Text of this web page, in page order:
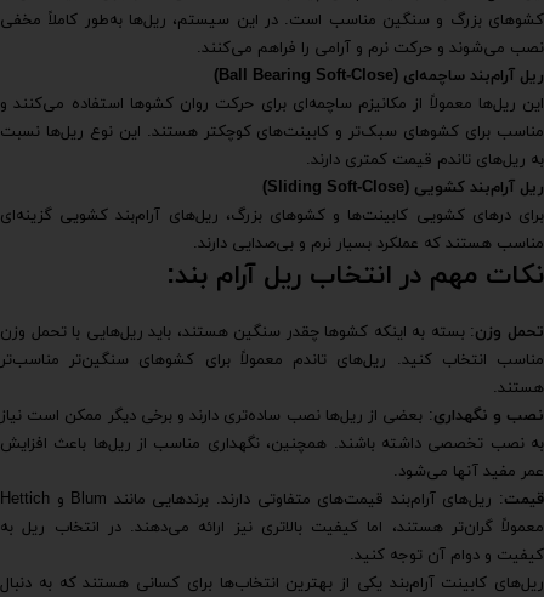
کشوهای بزرگ و سنگین مناسب است. در این سیستم، ریل‌ها به‌طور کاملاً مخفی
نصب می‌شوند و حرکت نرم و آرامی را فراهم می‌کنند.
ریل آرام‌بند ساچمه‌ای (Ball Bearing Soft-Close)
این ریل‌ها معمولاً از مکانیزم ساچمه‌ای برای حرکت روان کشوها استفاده می‌کنند و
مناسب برای کشوهای سبک‌تر و کابینت‌های کوچکتر هستند. این نوع ریل‌ها نسبت
به ریل‌های تاندم قیمت کمتری دارند.
ریل آرام‌بند کشویی (Sliding Soft-Close)
برای درهای کشویی کابینت‌ها و کشوهای بزرگ، ریل‌های آرام‌بند کشویی گزینه‌ای
مناسب هستند که عملکرد بسیار نرم و بی‌صدایی دارند.
نکات مهم در انتخاب ریل آرام بند:
تحمل وزن: بسته به اینکه کشوها چقدر سنگین هستند، باید ریل‌هایی با تحمل وزن
مناسب انتخاب کنید. ریل‌های تاندم معمولاً برای کشوهای سنگین‌تر مناسب‌تر
هستند.
نصب و نگهداری: بعضی از ریل‌ها نصب ساده‌تری دارند و برخی دیگر ممکن است نیاز
به نصب تخصصی داشته باشند. همچنین، نگهداری مناسب از ریل‌ها باعث افزایش
عمر مفید آنها می‌شود.
قیمت
: ریل‌های آرام‌بند قیمت‌های متفاوتی دارند. برندهایی مانند Blum و Hettich
معمولاً گران‌تر هستند، اما کیفیت بالاتری نیز ارائه می‌دهند. در انتخاب ریل به
کیفیت و دوام آن توجه کنید.
ریل‌های کابینت آرام‌بند یکی از بهترین انتخاب‌ها برای کسانی هستند که به دنبال